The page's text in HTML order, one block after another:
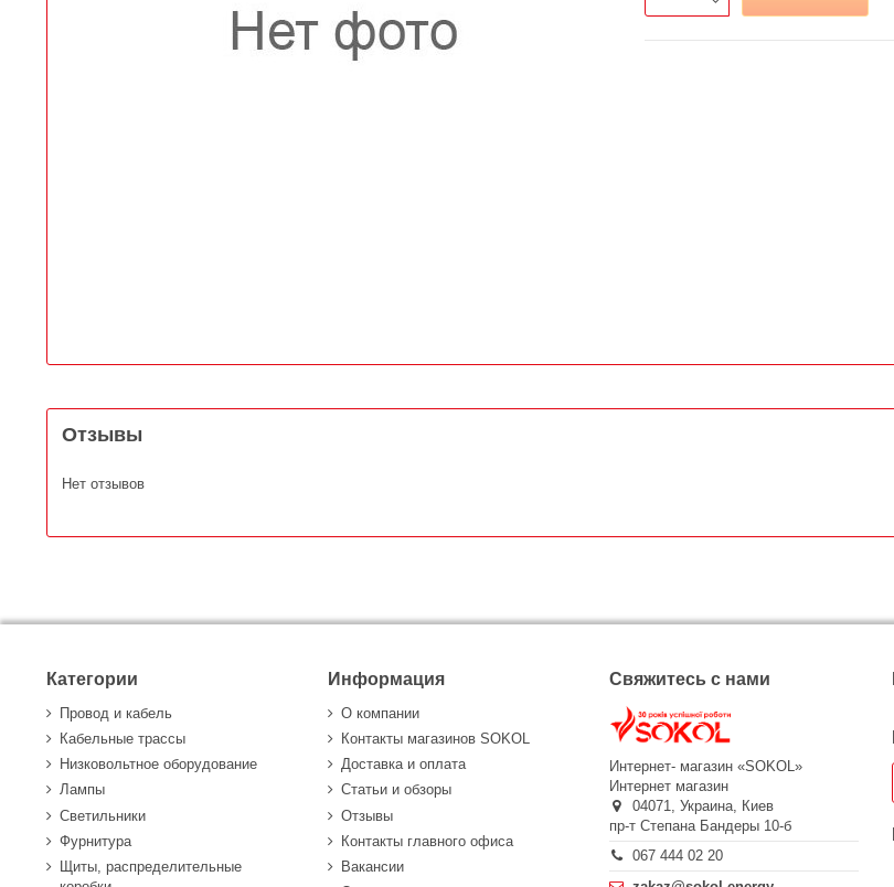
Отзывы
Нет отзывов
Категории
Провод и кабель
Кабельные трассы
Низковольтное оборудование
Лампы
Светильники
Фурнитура
Щиты, распределительные
Информация
О компании
Контакты магазинов SOKOL
Доставка и оплата
Статьи и обзоры
Отзывы
Контакты главного офиса
Вакансии
Свяжитесь с нами
Интернет- магазин «SOKOL»
Интернет магазин
04071,Украина, Киев
пр-т Степана Бандеры 10-б
067 444 02 20